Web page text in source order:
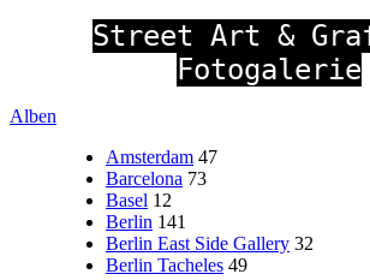
Street Art &
Fotogalerie
Alben
Amsterdam 47
Barcelona 73
Basel 12
Berlin 141
Berlin East Side Gallery 32
Berlin Tacheles 49